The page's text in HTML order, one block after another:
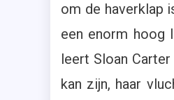
om de haverklap
een enorm hoog
leert Sloan
kan zijn, haar